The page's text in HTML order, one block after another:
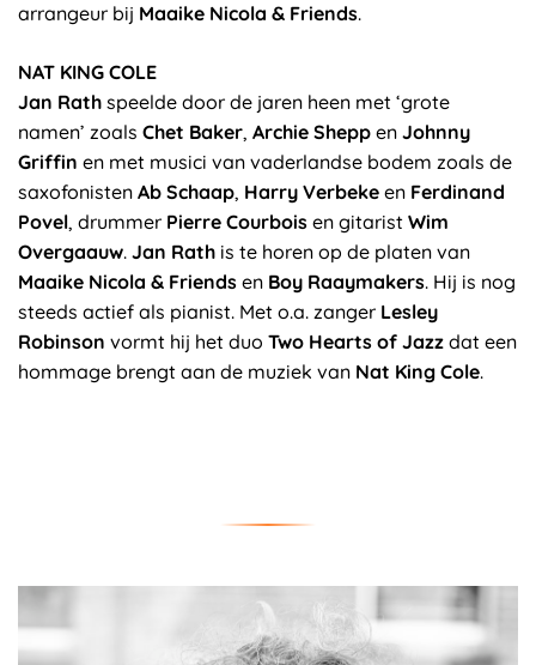
arrangeur bij Maaike Nicola & Friends.
NAT KING COLE
Jan Rath speelde door de jaren heen met ‘grote
namen’ zoals Chet Baker, Archie Shepp en Johnny
Griffin en met musici van vaderlandse bodem zoals de
saxofonisten Ab Schaap, Harry Verbeke en Ferdinand
Povel, drummer Pierre Courbois en gitarist Wim
Overgaauw. Jan Rath is te horen op de platen van
Maaike Nicola & Friends en Boy Raaymakers. Hij is nog
steeds actief als pianist. Met o.a. zanger Lesley
Robinson vormt hij het duo Two Hearts of Jazz dat een
hommage brengt aan de muziek van Nat King Cole.